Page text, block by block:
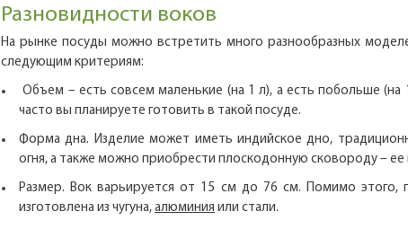
Разновидности воков
На рынке посуды можно встретить много разнообразных
следующим критериям:
Объем – есть совсем маленькие (на 1 л), а есть побольше (на
часто вы планируете готовить в такой посуде.
Форма дна. Изделие может иметь индийское дно,
огня, а также можно приобрести плоскодонную сковороду – ее
Размер. Вок варьируется от 15 см до 76 см. Помимо этого,
изготовлена из чугуна, алюминия или стали.